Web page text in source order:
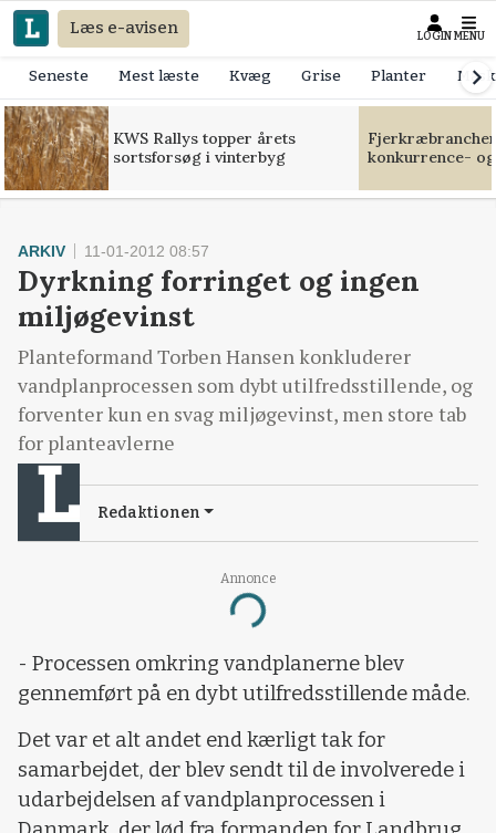
Læs e-avisen LOGIN MENU
Seneste Mest læste Kvæg Grise Planter
KWS Rallys topper årets
sortsforsøg i vinterbyg
konkurrence-
Annonce
Loading...
ARKIV 11-01-2012 08:57
Dyrkning forringet og ingen
miljøgevinst
Planteformand Torben Hansen konkluderer
vandplanprocessen som dybt utilfredsstillende, og
forventer kun en svag miljøgevinst, men store tab
for planteavlerne
Redaktionen
- Processen omkring vandplanerne blev
gennemført på en dybt utilfredsstillende måde.
Det var et alt andet end kærligt tak for
samarbejdet, der blev sendt til de involverede i
udarbejdelsen af vandplanprocessen i